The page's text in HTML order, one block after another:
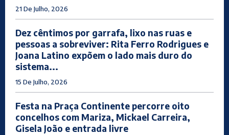
21 De Julho, 2026
Dez cêntimos por garrafa, lixo nas ruas e
pessoas a sobreviver: Rita Ferro Rodrigues e
Joana Latino expõem o lado mais duro do
sistema...
15 De Julho, 2026
Festa na Praça Continente percorre oito
concelhos com Mariza, Mickael Carreira,
Gisela João e entrada livre